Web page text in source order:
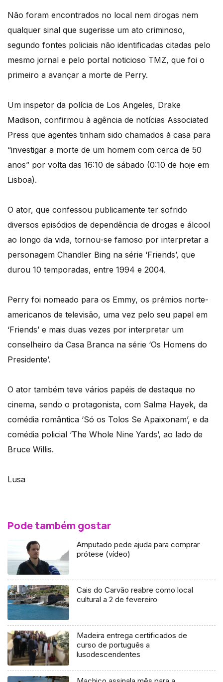
Não foram encontrados no local nem drogas nem
qualquer sinal que sugerisse um ato criminoso,
segundo fontes policiais não identificadas citadas pelo
mesmo jornal e pelo portal noticioso TMZ, que foi o
primeiro a avançar a morte de Perry.
Um inspetor da polícia de Los Angeles, Drake
Madison, confirmou à agência de notícias Associated
Press que agentes tinham sido chamados à casa para
“investigar a morte de um homem com cerca de 50
anos” por volta das 16:10 de sábado (0:10 de hoje em
Lisboa).
O ator, que confessou publicamente ter sofrido
diversos episódios de dependência de drogas e álcool
ao longo da vida, tornou-se famoso por interpretar a
personagem Chandler Bing na série ‘Friends’, que
durou 10 temporadas, entre 1994 e 2004.
Perry foi nomeado para os Emmy, os prémios norte-
americanos de televisão, uma vez pelo seu papel em
‘Friends’ e mais duas vezes por interpretar um
conselheiro da Casa Branca na série ‘Os Homens do
Presidente’.
O ator também teve vários papéis de destaque no
cinema, sendo o protagonista, com Salma Hayek, da
comédia romântica ‘Só os Tolos Se Apaixonam’, e da
comédia policial ‘The Whole Nine Yards’, ao lado de
Bruce Willis.
Lusa
Pode também gostar
Amputado pede ajuda para comprar
prótese (vídeo)
Cais do Carvão reabre como local
cultural a 2 de fevereiro
Madeira entrega certificados de
curso de português a
lusodescendentes